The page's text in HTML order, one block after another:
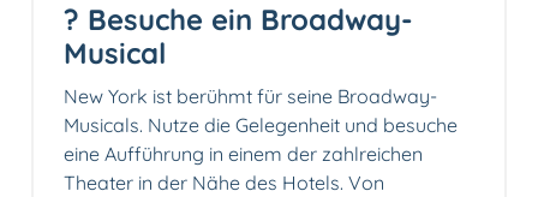
? Besuche ein Broadway-
Musical
New York ist berühmt für seine Broadway-
Musicals. Nutze die Gelegenheit und besuche
eine Aufführung in einem der zahlreichen
Theater in der Nähe des Hotels. Von